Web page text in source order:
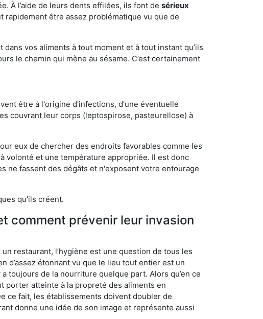
À l’aide de leurs dents effilées, ils font de sérieux
rapidement être assez problématique vu que de
vos aliments à tout moment et à tout instant qu’ils
le chemin qui mène au sésame. C’est certainement
être à l'origine d'infections, d'une éventuelle
couvrant leur corps (leptospirose, pasteurellose) à
eux de chercher des endroits favorables comme les
volonté et une température appropriée. Il est donc
ne fassent des dégâts et n'exposent votre entourage
qu'ils créent.
comment prévenir leur invasion
restaurant, l’hygiène est une question de tous les
d’assez étonnant vu que le lieu tout entier est un
toujours de la nourriture quelque part. Alors qu’en ce
porter atteinte à la propreté des aliments en
ce fait, les établissements doivent doubler de
donne une idée de son image et représente aussi